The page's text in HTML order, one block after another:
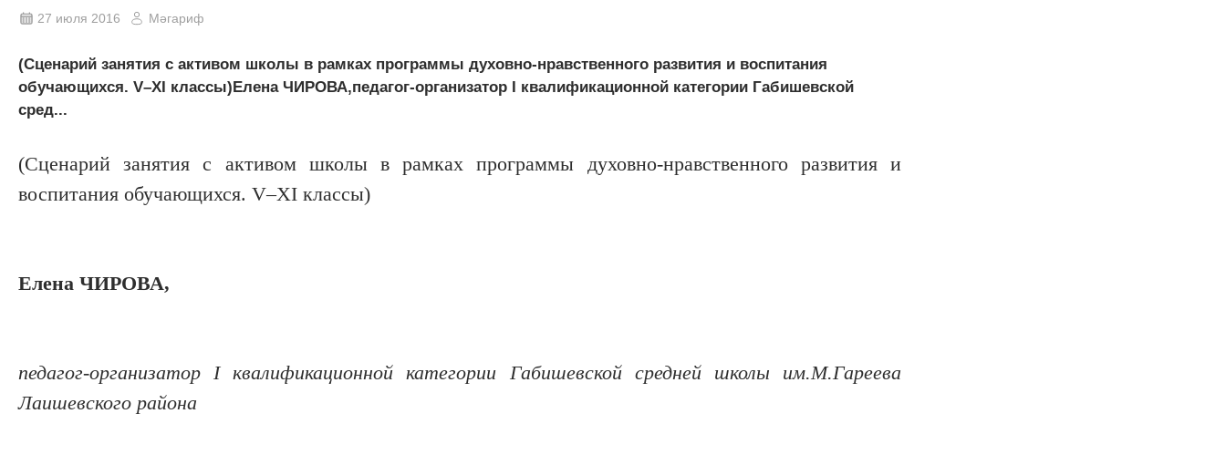
27 июля 2016 Мәгариф
(Сценарий занятия с активом школы в рамках программы духовно-нравственного развития и воспитания
обучающихся. V–XI классы)Елена ЧИРОВА,педагог-организатор I квалификационной категории Габишевской
сред...
(Сценарий занятия с активом школы в рамках программы духовно-нравственного развития и
воспитания обучающихся. V–XI классы)
Елена ЧИРОВА,
педагог-организатор I квалификационной категории Габишевской средней школы им.М.Гареева
Лаишевского района